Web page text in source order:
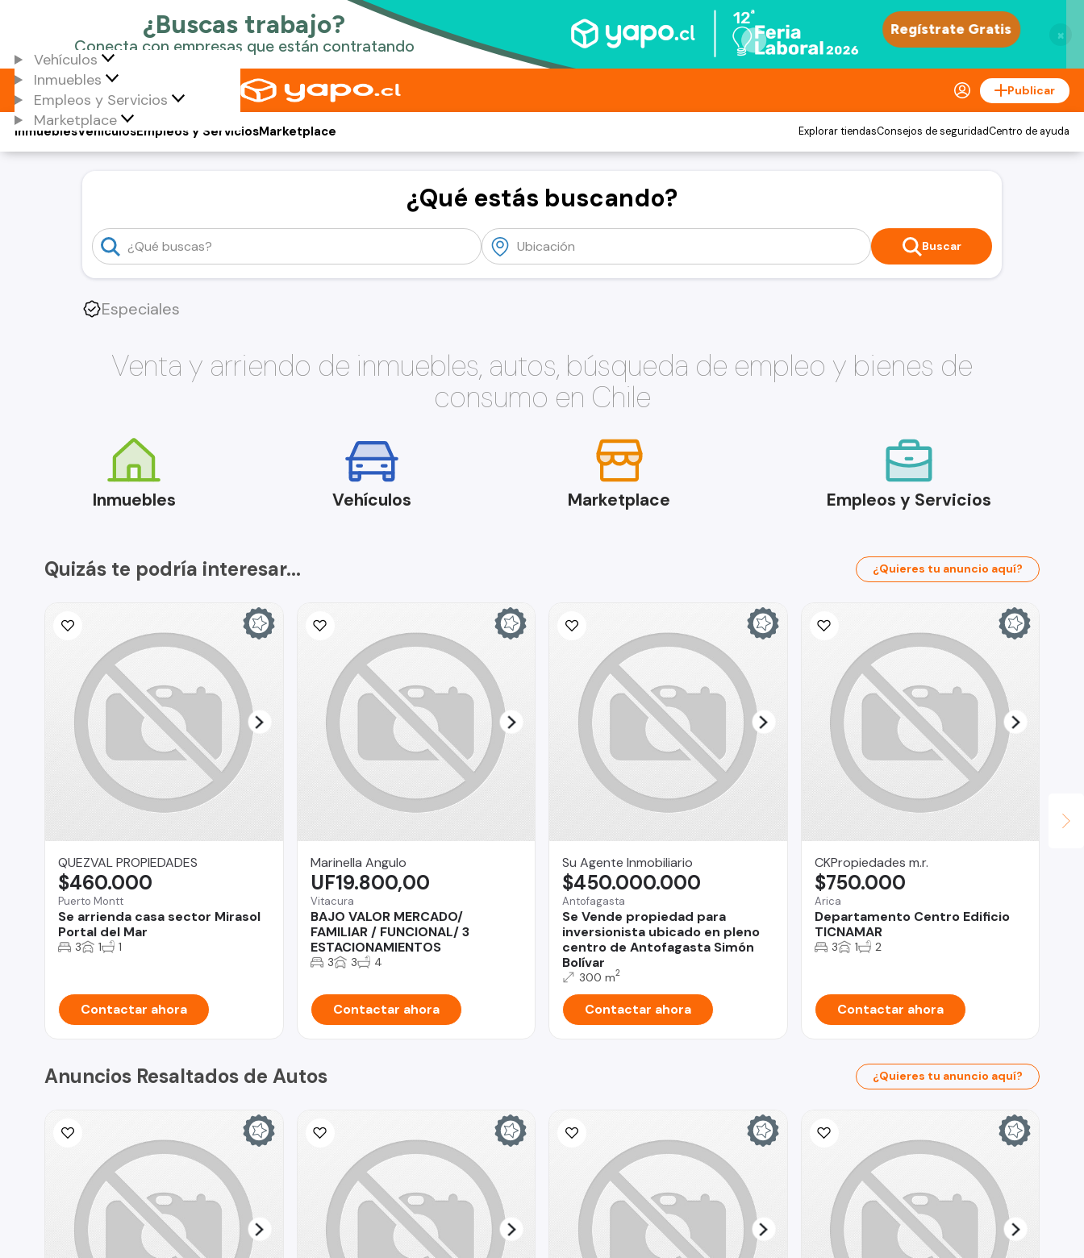
×
Vehículos
Inmuebles
Empleos y Servicios
Marketplace
Publicar
Vehículos
Inmuebles Empleos y ServiciosMarketplace Explorar tiendasConsejos de seguridadCentro de ayuda
¿Qué estás buscando?
Buscar
Especiales
Venta y arriendo de inmuebles, autos, búsqueda de empleo y bienes de
consumo en Chile
Inmuebles Vehículos Marketplace Empleos y Servicios
Quizás te podría interesar... ¿Quieres tu anuncio aquí?
QUEZVAL PROPIEDADES
Puerto Montt
Se arrienda casa sector Mirasol
Portal del Mar
$460.000
3 1 1
Contactar ahora
Marinella Angulo
Vitacura
BAJO VALOR MERCADO/
FAMILIAR / FUNCIONAL/ 3
ESTACIONAMIENTOS
UF19.800,00
3 3 4
Contactar ahora
Su Agente Inmobiliario
Antofagasta
Se Vende propiedad para
inversionista ubicado en pleno
centro de Antofagasta Simón
Bolívar
$450.000.000
300 m2
Contactar ahora
CKPropiedades m.r.
Arica
Departamento Centro Edificio
TICNAMAR
$750.000
3 1 2
Contactar ahora
Anuncios Resaltados de Autos ¿Quieres tu anuncio aquí?